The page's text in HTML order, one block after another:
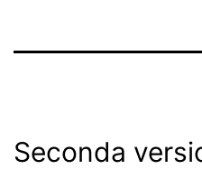
Seconda